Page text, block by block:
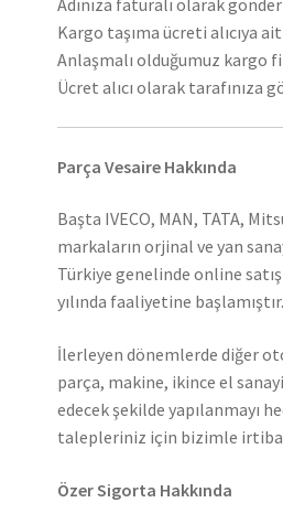
Adınıza faturalı olarak
Kargo taşıma ücreti alıcıya
Anlaşmalı olduğumuz kargo
Ücret alıcı olarak tarafınıza
Parça Vesaire Hakkında
Başta IVECO, MAN, TATA,
markaların orjinal ve yan
Türkiye genelinde online
yılında faaliyetine başlamıştır.
İlerleyen dönemlerde diğer
parça, makine, ikince el
edecek şekilde yapılanmayı
talepleriniz için bizimle
Özer Sigorta Hakkında